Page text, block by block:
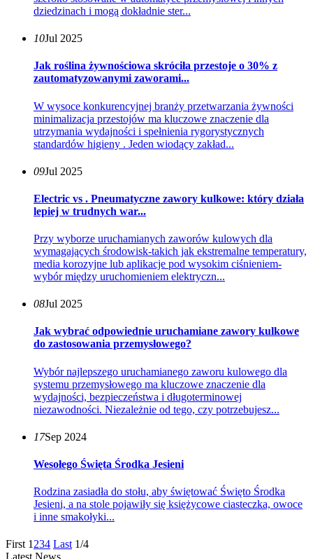
dziedzinach i mogą dokładnie ster...
10Jul 2025
Jak roślina żywnościowa skróciła przestoje o 30% z
zautomatyzowanymi zaworami...
W wysoce konkurencyjnej branży przetwarzania żywności
minimalizacja przestojów ma kluczowe znaczenie dla
utrzymania wydajności i spełnienia rygorystycznych
standardów higieny . Jeden wiodący zakład...
09Jul 2025
Electric vs . Pneumatyczne zawory kulkowe: który działa
lepiej w trudnych war...
Przy wyborze uruchamianych zaworów kulowych dla
wymagających środowisk-takich jak ekstremalne temperatury,
media korozyjne lub aplikacje pod wysokim ciśnieniem-
wybór między uruchomieniem elektryczn...
08Jul 2025
Jak wybrać odpowiednie uruchamiane zawory kulkowe
do zastosowania przemysłowego?
Wybór najlepszego uruchamianego zaworu kulowego dla
systemu przemysłowego ma kluczowe znaczenie dla
wydajności, bezpieczeństwa i długoterminowej
niezawodności. Niezależnie od tego, czy potrzebujesz...
17Sep 2024
Wesołego Święta Środka Jesieni
Rodzina zasiadła do stołu, aby świętować Święto Środka
Jesieni, a na stole pojawiły się księżycowe ciasteczka, owoce
i inne smakołyki...
First 1 234 Last 1/4